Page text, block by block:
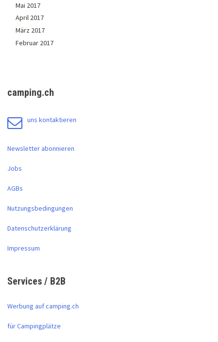
Mai 2017
April 2017
März 2017
Februar 2017
camping.ch
uns kontaktieren
Newsletter abonnieren
Jobs
AGBs
Nutzungsbedingungen
Datenschutzerklärung
Impressum
Services / B2B
Werbung auf camping.ch
für Campingplätze